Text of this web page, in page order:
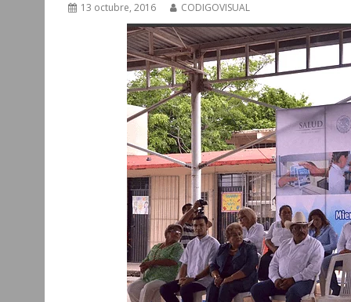
13 octubre, 2016 CODIGOVISUAL